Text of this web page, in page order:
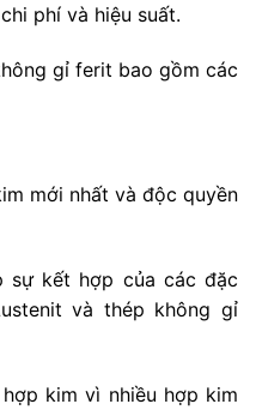
phí và hiệu suất.
gỉ ferit bao gồm các
mới nhất và độc quyền
sự kết hợp của các đặc
và thép không gỉ
kim vì nhiều hợp kim